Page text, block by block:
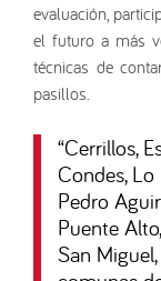
evaluación,
el futuro a más
técnicas de
pasillos.
“Cerrillos,
Condes, Lo
Pedro
Puente
San